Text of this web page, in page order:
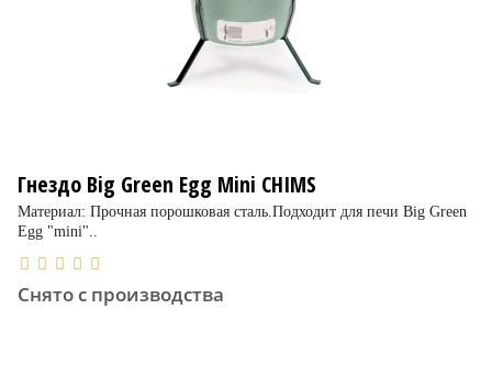
Гнездо Big Green Egg Mini CHIMS
Материал: Прочная порошковая сталь.Подходит для печи Big Green
Egg "mini"..
Снято с производства